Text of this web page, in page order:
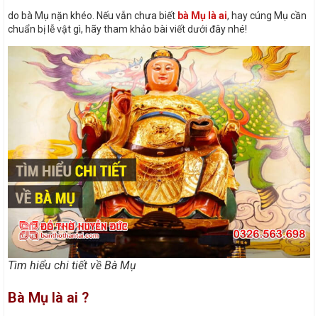
do bà Mụ nặn khéo. Nếu vẫn chưa biết bà Mụ là ai, hay cúng Mụ cần
chuẩn bị lễ vật gì, hãy tham khảo bài viết dưới đây nhé!
Tìm hiểu chi tiết về Bà Mụ
Bà Mụ là ai ?